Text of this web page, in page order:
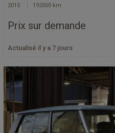
2015 192000 km
Prix sur demande
Actualisé il y a 7 jours